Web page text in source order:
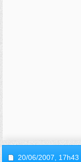
20/06/2007, 17h43